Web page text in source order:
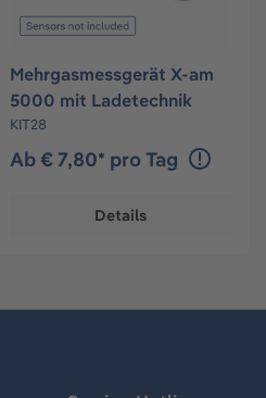
Mehrgasmessgerät X-am
5000 mit Ladetechnik
KIT28
Ab € 7,80* pro Tag
Details